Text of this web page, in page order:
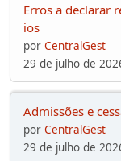
Erros a declarar
ios
por CentralGest
29 de julho de
Admissões e
por CentralGest
29 de julho de